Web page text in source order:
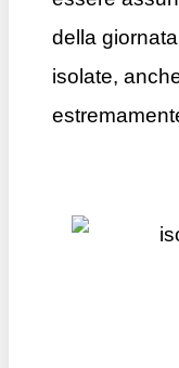
della
isolate,